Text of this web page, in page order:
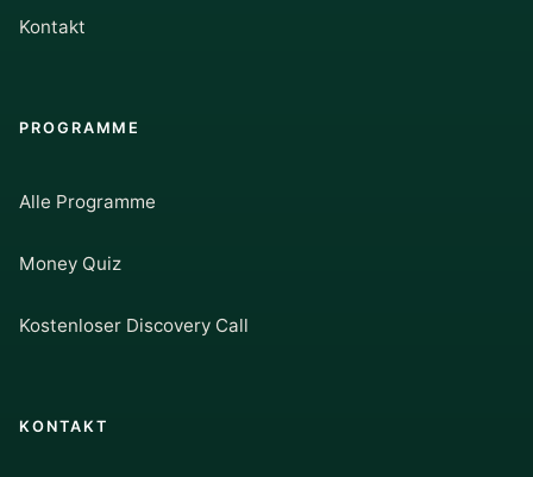
Kontakt
PROGRAMME
Alle Programme
Money Quiz
Kostenloser Discovery Call
KONTAKT